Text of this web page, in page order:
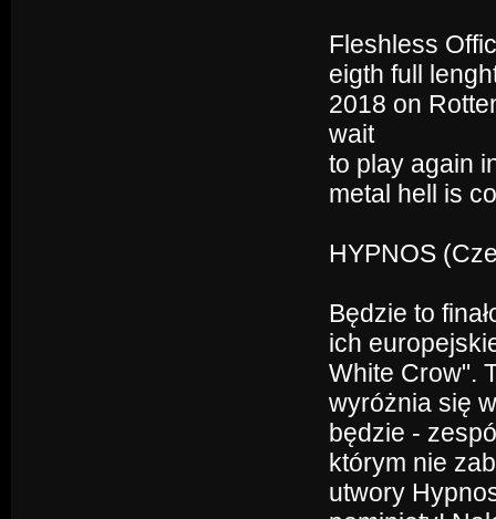
Fleshless
eigth full
2018 on
wait
to play again
metal hell is
HYPNOS
Będzie to
ich
White Crow".
wyróżnia się
będzie -
którym nie
utwory